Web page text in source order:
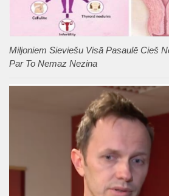
Miljoniem Sieviešu Visā Pasaulē Cieš
Par To Nemaz Nezina